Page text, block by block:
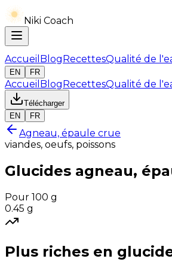
Niki Coach
Accueil BlogRecettesQualité de
EN
FR
Accueil BlogRecettesQualité de
Télécharger
EN
FR
Agneau, épaule crue
viandes, oeufs, poissons
Glucides agneau,
Pour 100 g
0.45 g
Plus riches en